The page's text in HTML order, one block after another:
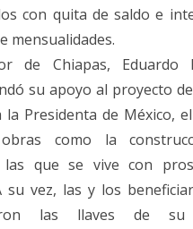
con quita de saldo e
mensualidades.
de Chiapas, Eduardo
su apoyo al proyecto
la Presidenta de México,
como la
las que se vive con
su vez, las y los
las llaves de su